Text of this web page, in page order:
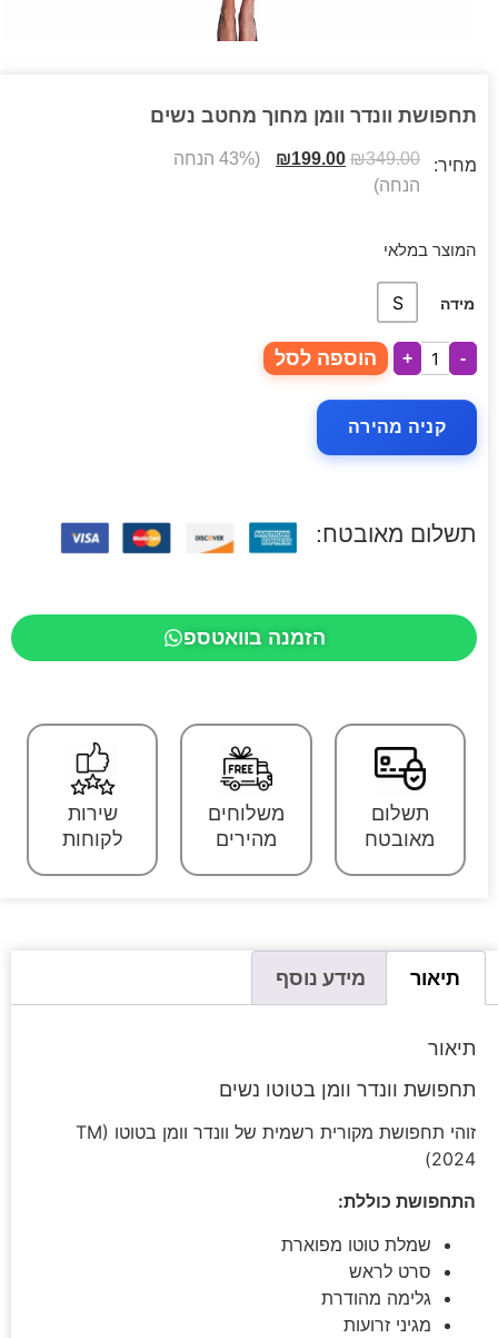
תחפושת וונדר וומן מחוך מחטב נשים
מחיר: ₪349.00
₪199.00
(43% הנחה
הנחה)
המוצר במלאי
מידה S
-
+ הוספה לסל
קניה מהירה
תשלום מאובטח:
הזמנה בוואטספ
תשלום
מאובטח
משלוחים
מהירים
שירות
לקוחות
תיאור מידע נוסף
תיאור
תחפושת וונדר וומן בטוטו נשים
זוהי תחפושת מקורית רשמית של וונדר וומן בטוטו TM)
2024)
התחפושת כוללת:
שמלת טוטו מפוארת
סרט לראש
גלימה מהודרת
מגיני זרועות